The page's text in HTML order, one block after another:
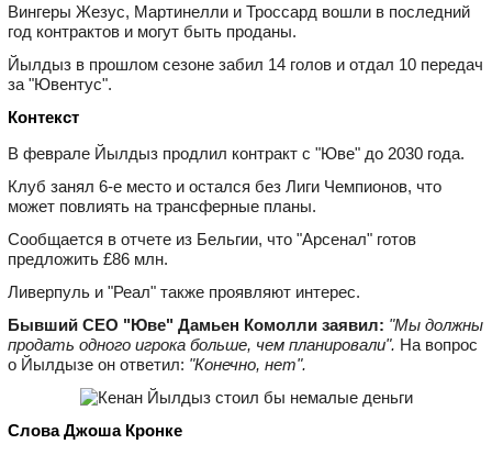
Вингеры Жезус, Мартинелли и Троссард вошли в последний
год контрактов и могут быть проданы.
Йылдыз в прошлом сезоне забил 14 голов и отдал 10 передач
за "Ювентус".
Контекст
В феврале Йылдыз продлил контракт с "Юве" до 2030 года.
Клуб занял 6‑е место и остался без Лиги Чемпионов, что
может повлиять на трансферные планы.
Сообщается в отчете из Бельгии, что "Арсенал" готов
предложить £86 млн.
Ливерпуль и "Реал" также проявляют интерес.
Бывший CEO "Юве" Дамьен Комолли заявил: "Мы должны
продать одного игрока больше, чем планировали". На вопрос
о Йылдызе он ответил: "Конечно, нет".
Слова Джоша Кронке